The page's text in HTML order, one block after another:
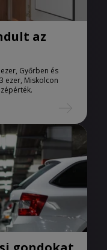
az
Győrben és
ezer, Miskolcon